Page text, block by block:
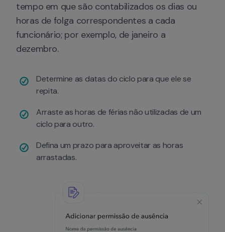
tempo em que são contabilizados os dias ou
horas de folga correspondentes a cada
funcionário; por exemplo, de janeiro a
dezembro.
Determine as datas do ciclo para que ele se
repita.
Arraste as horas de férias não utilizadas de um
ciclo para outro.
Defina um prazo para aproveitar as horas
arrastadas.